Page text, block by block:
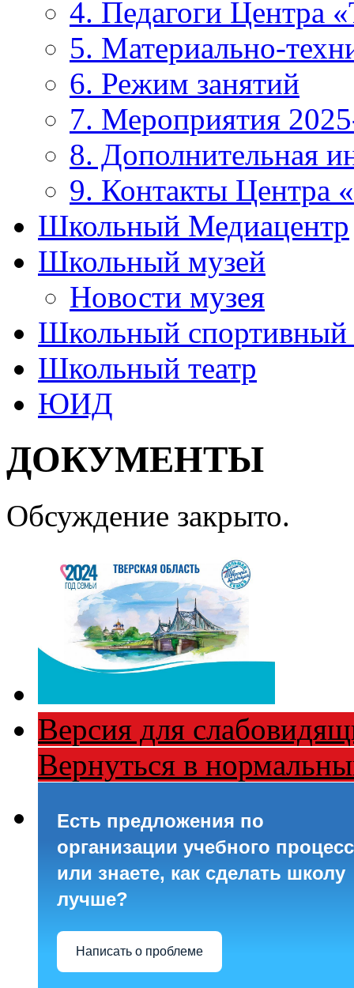
4. Педагоги Центра
5. Материально-
6. Режим занятий
7. Мероприятия
8. Дополнительная
9. Контакты Центра
Школьный Медиацентр
Школьный музей
Новости музея
Школьный спортивный
Школьный театр
ЮИД
ДОКУМЕНТЫ
Обсуждение закрыто.
Версия для
Вернуться в
Есть предложения по
организации учебного
или знаете, как сделать школу
лучше?
Написать о проблеме